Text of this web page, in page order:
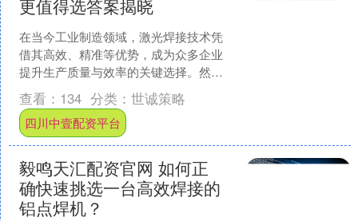
更值得选答案揭晓
在当今工业制造领域，激光焊接技术凭
借其高效、精准等优势，成为众多企业
提升生产质量与效率的关键选择。然
而，面对市场上众多的激光焊接生产
厂，如何挑选一家更的厂家，成....
查看： 134 分类： 世诚策略
四川中壹配资平台
毅鸣天汇配资官网 如何正
确快速挑选一台高效焊接的
铝点焊机？